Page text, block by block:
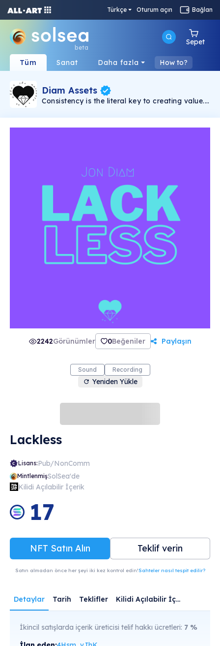
Türkçe Oturum açın Bağlan
beta
Sepet
Tüm Sanat Daha fazla How to?
Diam Assets
Consistency is the literal key to creating value.
comes with 5 shares with prices that vary and
shares you hold, the more income you will
receive overtime.
2242Görünümler 0Beğeniler Paylaşın
Sound Recording
Yeniden Yükle
Lackless
Lisans:Pub/NonComm
MintlenmişSolSea'de
Kilidi Açılabilir İçerik
17
NFT Satın Alın Teklif verin
Satın almadan önce her şeyi iki kez kontrol edin!Sahteler nasıl tespit edilir?
Detaylar Tarih Teklifler Kilidi Açılabilir İçerik
İkincil satışlarda içerik üreticisi telif hakkı ücretleri: 7 %